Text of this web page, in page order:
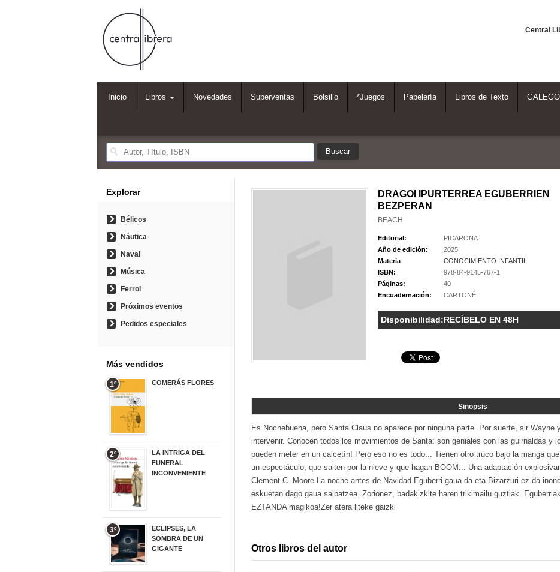
Central
Inicio Libros Novedades Superventas Bolsillo *Juegos Papelería Libros de Texto GALEGO
DRAGOI IPURTERREA EGUBERRIEN
BEZPERAN
BEACH
Editorial:
PICARONA
Año de edición:
2025
Materia
CONOCIMIENTO INFANTIL
ISBN:
978-84-9145-767-1
Páginas:
40
Encuadernación:
CARTONÉ
Disponibilidad:RECÍBELO EN 48H
Sinopsis
Es Nochebuena, pero Santa Claus no aparece por ninguna parte. Por suerte, sir Wayne
intervenir. Conocen todos los movimientos de Santa: son geniales con las guirnaldas y
pueden meter en un calcetín! Pero eso no es todo... Tienen otro truco bajo la manga
un espectáculo, que salten por la nieve y que hagan BOOM... Una adaptación
Clement C. Moore La noche antes de Navidad Eguberri gaua da eta Bizarzuri ez da
eskuetan dago gaua salbatzea. Zorionez, badakizkite haren trikimailu guztiak.
EZTANDA magikoa!Zer atera liteke gaizki
Otros libros del autor
Explorar
Bélicos
Náutica
Naval
Música
Ferrol
Próximos eventos
Pedidos especiales
Más vendidos
1º COMERÁS FLORES
2º
LA INTRIGA DEL
FUNERAL
INCONVENIENTE
3º
ECLIPSES, LA
SOMBRA DE UN
GIGANTE